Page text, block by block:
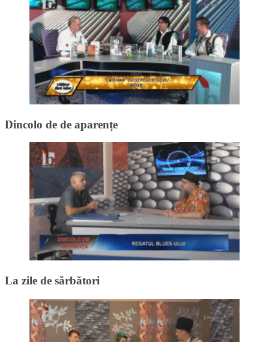
Dincolo de de aparențe
La zile de sărbători